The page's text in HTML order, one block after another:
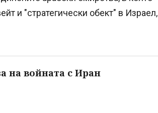
и "стратегически обект" в Израел,
на войната с Иран